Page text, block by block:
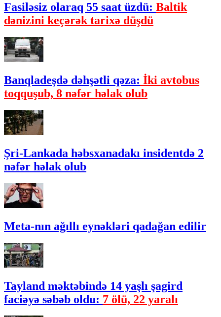
Fasiləsiz olaraq 55 saat üzdü: Baltik
dənizini keçərək tarixə düşdü
Banqladeşdə dəhşətli qəza: İki avtobus
toqquşub, 8 nəfər həlak olub
Şri-Lankada həbsxanadakı insidentdə 2
nəfər həlak olub
Meta-nın ağıllı eynəkləri qadağan edilir
Tayland məktəbində 14 yaşlı şagird
faciəyə səbəb oldu: 7 ölü, 22 yaralı